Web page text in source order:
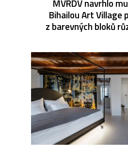
MVRDV navrhlo
Bihailou Art Village
z barevných bloků